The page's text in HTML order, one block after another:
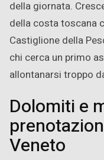
della giornata.
della costa toscana
Castiglione della
chi cerca un primo
allontanarsi troppo
Dolomiti e
Veneto